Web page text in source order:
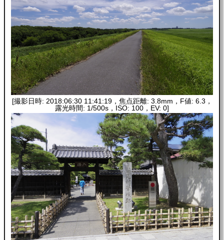
[撮影日時: 2018:06:30 11:41:19，焦点距離: 3.8mm，F値: 6.3，
露光時間: 1/500s，ISO: 100，EV: 0]